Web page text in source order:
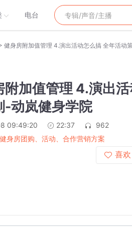
电台
健身房附加值管理 4.演出活动怎么搞 全年活动
附加值管理 4.演出
-动岚健身学院
09:49:20 22:37
962
健身房团购、活动、合作营销方案
喜欢